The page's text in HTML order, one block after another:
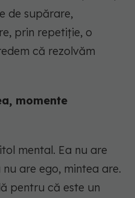
de supărare,
prin repetiție, o
că rezolvăm
momente
mental. Ea nu are
are ego, mintea are.
pentru că este un